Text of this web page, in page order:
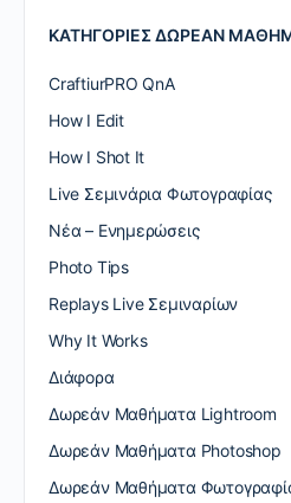
ΚΑΤΗΓΟΡΙΕΣ ΔΩΡΕΑΝ
CraftiurPRO QnA
How I Edit
How I Shot It
Live Σεμινάρια Φωτογραφίας
Nέα – Ενημερώσεις
Photo Tips
Replays Live Σεμιναρίων
Why It Works
Διάφορα
Δωρεάν Μαθήματα Lightroom
Δωρεάν Μαθήματα Photoshop
Δωρεάν Μαθήματα